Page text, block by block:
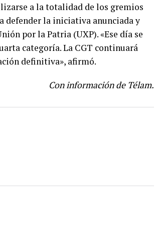
a la totalidad de los gremios
defender la iniciativa anunciada y
por la Patria (UXP). «Ese día se
categoría. La CGT continuará
definitiva», afirmó.
Con información de Télam.